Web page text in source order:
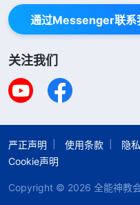
通过Messenger联系
关注我们
严正声明 使用条款 隐
Cookie声明
Copyright © 2026 全能神教